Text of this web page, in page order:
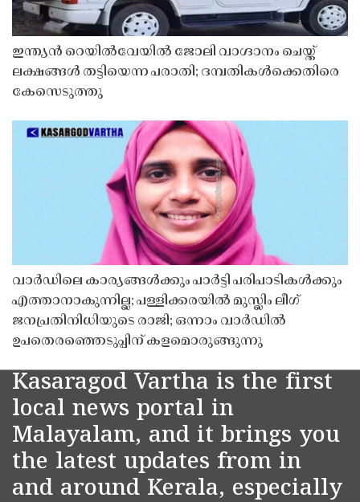
ഇന്ത്യൻ റെയിൽവേയിൽ ജോലി വാഗ്ദാനം ചെയ്ത്
ലക്ഷങ്ങൾ തട്ടിയെന്ന പരാതി; ദമ്പതികൾക്കെതിരെ
കേസെടുത്തു
വാർഡിലെ കാര്യങ്ങൾക്കും പാർട്ടി പരിപാടികൾക്കും
എത്താനാകുന്നില്ല; പള്ളിക്കരയിൽ മുസ്ലിം ലീഗ്
ജനപ്രതിനിധിയുടെ രാജി; ഒന്നാം വാർഡിൽ
ഉപതെരഞ്ഞെടുപ്പിന് കളമൊരുങ്ങുന്നു
Kasaragod Vartha is the first
local news portal in
Malayalam, and it brings you
the latest updates from in
and around Kerala, especially